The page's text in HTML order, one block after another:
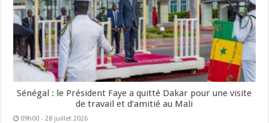
Sénégal : le Président Faye a quitté Dakar pour une visite
de travail et d’amitié au Mali
09h00 - 28 juillet 2026